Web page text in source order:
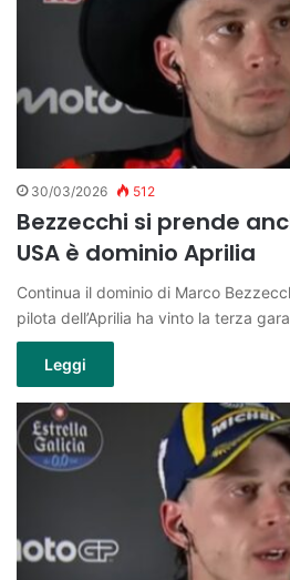
30/03/2026 512
Bezzecchi si prende
USA è dominio Aprilia
Continua il dominio di Marco
pilota dell’Aprilia ha vinto la terza
Leggi